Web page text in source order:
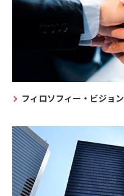
フィロソフィー・ビジョン